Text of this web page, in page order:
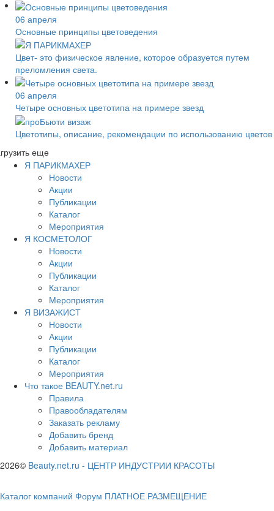
06 апреля
Основные принципы цветоведения
Цвет- это физическое явление, которое образуется путем
преломления света.
06 апреля
Четыре основных цветотипа на примере звезд
Цветотипы, описание, рекомендации по использованию цветов
еще
Я ПАРИКМАХЕР
Новости
Акции
Публикации
Каталог
Мероприятия
Я КОСМЕТОЛОГ
Новости
Акции
Публикации
Каталог
Мероприятия
Я ВИЗАЖИСТ
Новости
Акции
Публикации
Каталог
Мероприятия
Что такое BEAUTY.net.ru
Правила
Правообладателям
Заказать рекламу
Добавить бренд
Добавить материал
2026© Beauty.net.ru - ЦЕНТР ИНДУСТРИИ КРАСОТЫ
Каталог компаний Форум ПЛАТНОЕ РАЗМЕЩЕНИЕ